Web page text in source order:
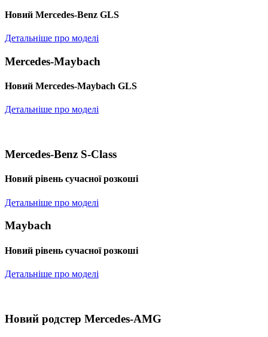
Новий Mercedes-Benz GLS
Детальніше про моделі
Mercedes-Maybach
Новий Mercedes-Maybach GLS
Детальніше про моделі
Mercedes-Benz S-Class
Новий рівень сучасної розкоші
Детальніше про моделі
Maybach
Новий рівень сучасної розкоші
Детальніше про моделі
Новий родстер Mercedes-AMG